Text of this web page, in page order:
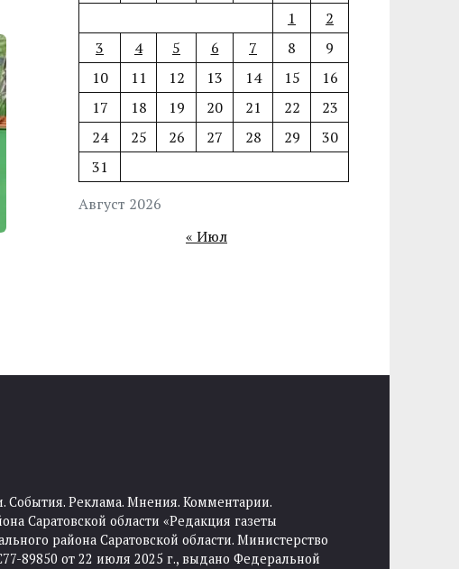
Август 2026
1
2
3
4 5 6 7 8
9
10
11 12 13 14 15
16
17
18 19 20 21 22
23
24
25 26 27 28 29
30
31
« Июл
События. Реклама. Мнения. Комментарии.
Саратовской области «Редакция газеты
района Саратовской области. Министерство
89850 от 22 июля 2025 г., выдано Федеральной